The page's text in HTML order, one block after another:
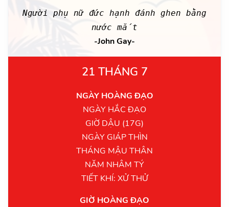
Người phụ nữ đức hạnh đánh ghen bằng
nước mắt
-John Gay-
21 THÁNG 7
NGÀY HOÀNG ĐẠO
NGÀY HẮC ĐẠO
GIỜ DẬU (17G)
NGÀY GIÁP THÌN
THÁNG MẬU THÂN
NĂM NHÂM TÝ
TIẾT KHÍ: XỬ THỬ
GIỜ HOÀNG ĐẠO